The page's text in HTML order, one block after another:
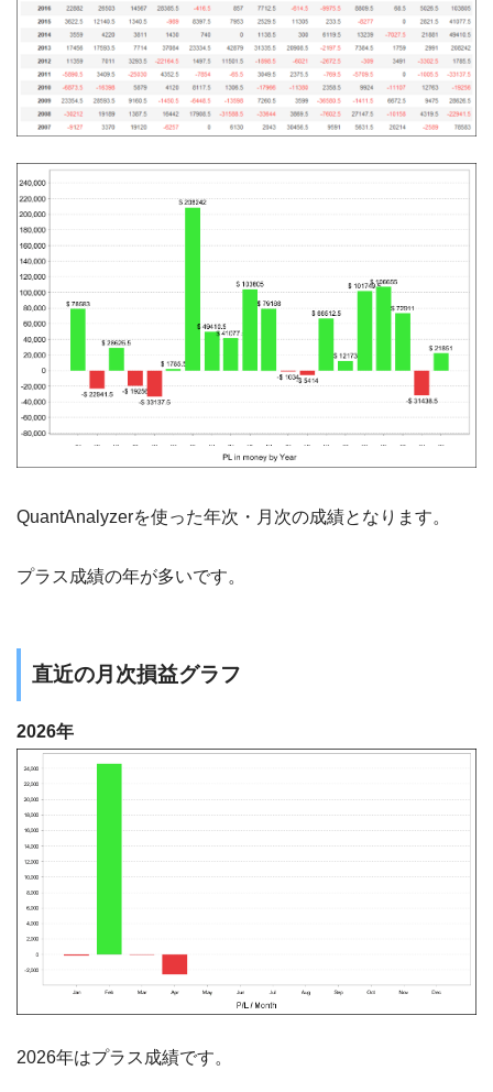
QuantAnalyzerを使った年次・月次の成績となります。
プラス成績の年が多いです。
直近の月次損益グラフ
2026年
2026年はプラス成績です。